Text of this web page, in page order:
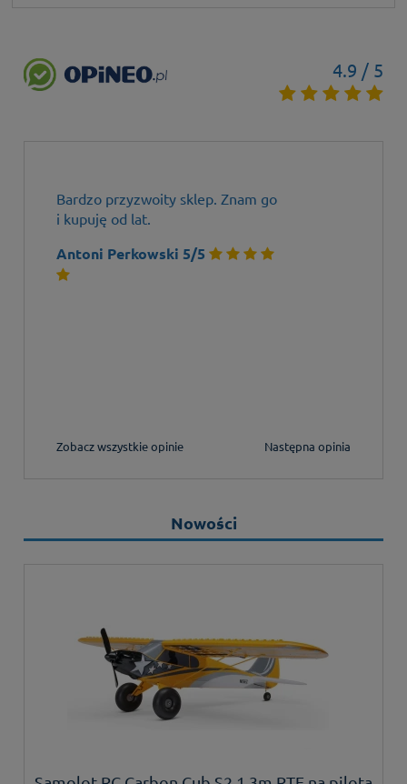
4.9 / 5
Bardzo przyzwoity sklep. Znam go
i kupuję od lat.
Antoni Perkowski 5/5
Zobacz wszystkie opinie Następna opinia
Nowości